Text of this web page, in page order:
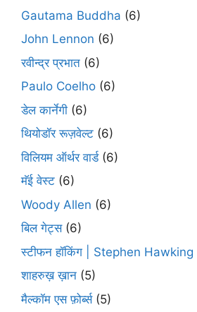
Gautama Buddha (6)
John Lennon (6)
रवीन्द्र प्रभात (6)
Paulo Coelho (6)
डेल कार्नेगी (6)
थियोडॉर रूज़वेल्ट (6)
विलियम ऑर्थर वार्ड(6)
मॅई वेस्ट (6)
Woody Allen (6)
बिल गेट्स(6)
स्टीफन हॉकिंग | Stephen Hawking
शाहरुख़ ख़ान (5)
मैल्कॉम एस फ़ोर्ब्स(5)